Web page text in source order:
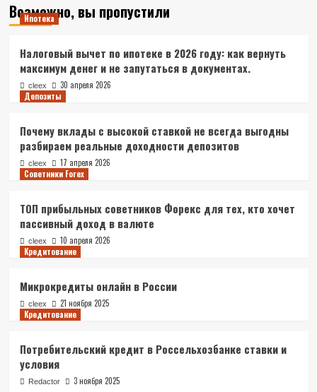
Возможно, вы пропустили
Ипотека
Налоговый вычет по ипотеке в 2026 году: как вернуть
максимум денег и не запутаться в документах.
cleex
30 апреля 2026
Депозиты
Почему вклады с высокой ставкой не всегда выгодны
разбираем реальные доходности депозитов
cleex
17 апреля 2026
Советники Forex
ТОП прибыльных советников Форекс для тех, кто хочет
пассивный доход в валюте
cleex
10 апреля 2026
Кредитование
Микрокредиты онлайн в России
cleex
21 ноября 2025
Кредитование
Потребительский кредит в Россельхозбанке ставки и
условия
Redactor 3 ноября 2025